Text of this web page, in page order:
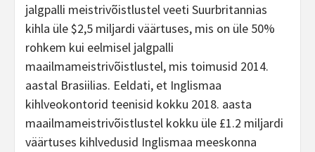
jalgpalli meistrivõistlustel veeti Suurbritannias
kihla üle $2,5 miljardi väärtuses, mis on üle 50%
rohkem kui eelmisel jalgpalli
maailmameistrivõistlustel, mis toimusid 2014.
aastal Brasiilias. Eeldati, et Inglismaa
kihlveokontorid teenisid kokku 2018. aasta
maailmameistrivõistlustel kokku üle £1.2 miljardi
väärtuses kihlvedusid Inglismaa meeskonna